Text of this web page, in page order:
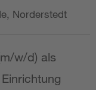
Norderstedt
w/d) als